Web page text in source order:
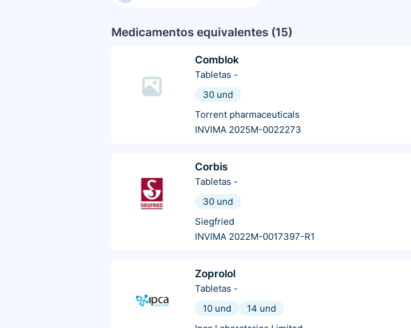
Medicamentos equivalentes (15)
Comblok
Tabletas -
30 und
Torrent pharmaceuticals
INVIMA 2025M-0022273
Corbis
Tabletas -
30 und
Siegfried
INVIMA 2022M-0017397-R1
Zoprolol
Tabletas -
10 und
14 und